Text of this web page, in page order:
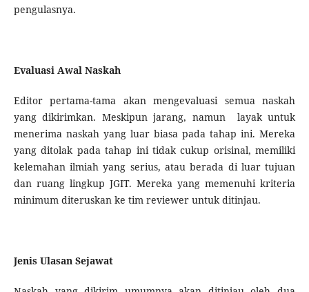
pengulasnya.
Evaluasi Awal Naskah
Editor pertama-tama akan mengevaluasi semua naskah
yang dikirimkan. Meskipun jarang, namun layak untuk
menerima naskah yang luar biasa pada tahap ini. Mereka
yang ditolak pada tahap ini tidak cukup orisinal, memiliki
kelemahan ilmiah yang serius, atau berada di luar tujuan
dan ruang lingkup JGIT. Mereka yang memenuhi kriteria
minimum diteruskan ke tim reviewer untuk ditinjau.
Jenis Ulasan Sejawat